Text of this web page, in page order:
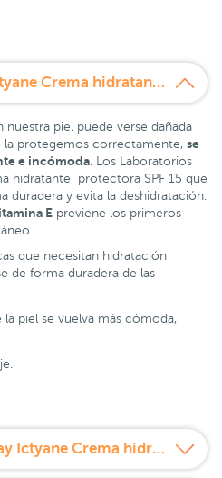
¿Qué es Ducray Ictyane Crema hidratante facial SPF 15 40 ml?
piel puede verse dañada
la protegemos correctamente, se
e incómoda . Los Laboratorios
hidratante protectora SPF 15 que
duradera y evita la deshidratación.
E previene los primeros
que necesitan hidratación
de forma duradera de las
piel se vuelva más cómoda,
¿Cómo usar Ducray Ictyane Crema hidratante facial SPF 15 40 ml?